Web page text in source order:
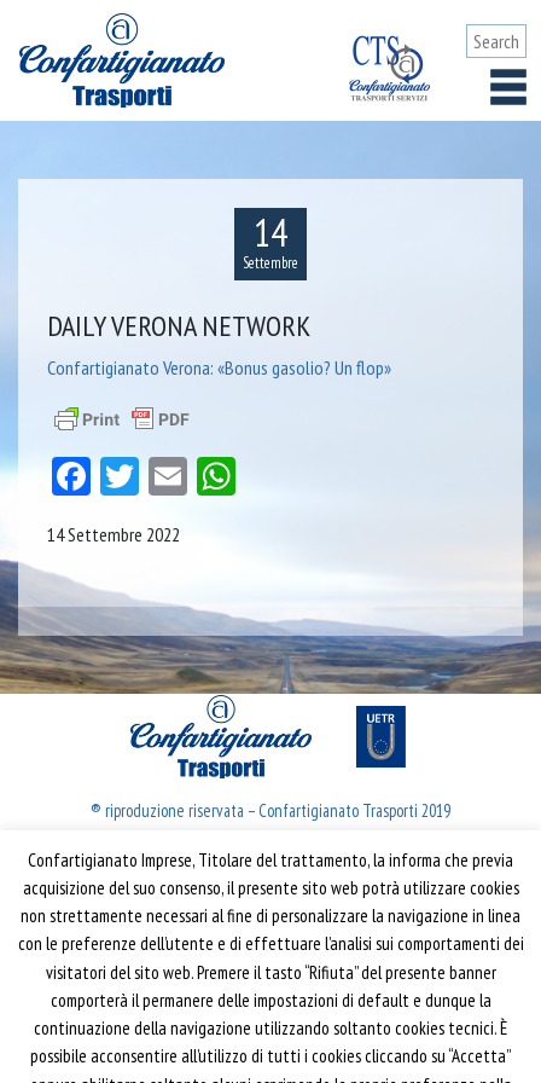
14
Settembre
DAILY VERONA NETWORK
Confartigianato Verona: «Bonus gasolio? Un flop»
Facebook
Twitter
Email
14 Settembre 2022
® riproduzione riservata – Confartigianato Trasporti 2019
Confartigianato Trasporti
Via S. Giovanni in Laterano, 152 | 00184 Roma
T: 06 70374.275
trasporti@confartigianato.it
confartigianatotrasporti@pec.it
Confartigianato Imprese, Titolare del trattamento, la informa che previa
acquisizione del suo consenso, il presente sito web potrà utilizzare cookies
non strettamente necessari al fine di personalizzare la navigazione in linea
con le preferenze dell’utente e di effettuare l’analisi sui comportamenti dei
visitatori del sito web. Premere il tasto “Rifiuta” del presente banner
comporterà il permanere delle impostazioni di default e dunque la
continuazione della navigazione utilizzando soltanto cookies tecnici. È
possibile acconsentire all’utilizzo di tutti i cookies cliccando su “Accetta”